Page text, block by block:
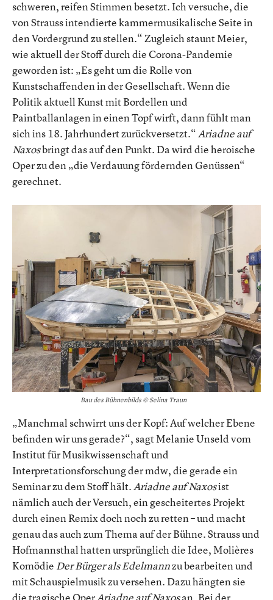
schweren, reifen Stimmen besetzt. Ich versuche, die
von Strauss intendierte kammermusikalische Seite in
den Vordergrund zu stellen.“ Zugleich staunt Meier,
wie aktuell der Stoff durch die Corona-Pandemie
geworden ist: „Es geht um die Rolle von
Kunstschaffenden in der Gesellschaft. Wenn die
Politik aktuell Kunst mit Bordellen und
Paintballanlagen in einen Topf wirft, dann fühlt man
sich ins 18. Jahrhundert zurückversetzt.“Ariadne auf
Naxosbringt das auf den Punkt. Da wird die heroische
Oper zu den „die Verdauung fördernden Genüssen“
gerechnet.
Bau des Bühnenbilds © Selina Traun
„Manchmal schwirrt uns der Kopf: Auf welcher Ebene
befinden wir uns gerade?“, sagt Melanie Unseld vom
Institut für Musikwissenschaft und
Interpretationsforschung der mdw, die gerade ein
Seminar zu dem Stoff hält.Ariadne auf Naxosist
nämlich auch der Versuch, ein gescheitertes Projekt
durch einen Remix doch noch zu retten – und macht
genau das auch zum Thema auf der Bühne. Strauss und
Hofmannsthal hatten ursprünglich die Idee, Molières
Komödie Der Bürger als Edelmannzu bearbeiten und
mit Schauspielmusik zu versehen. Dazu hängten sie